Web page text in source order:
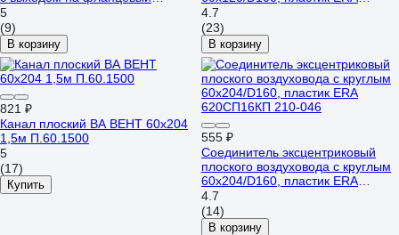
воздухораспределитель 100 мм
ERA 511ТФ10П 87-744
5
(9)
В корзину
612СП10КП 210-043
4.7
(23)
В корзину
821 ₽
Канал плоский ВА ВЕНТ 60x204
1,5м П.60.1500
5
(17)
Купить
555 ₽
Соединитель эксцентриковый
плоского воздуховода с круглым
60х204/D160, пластик ERA
620СП16КП 210-046
4.7
(14)
В корзину